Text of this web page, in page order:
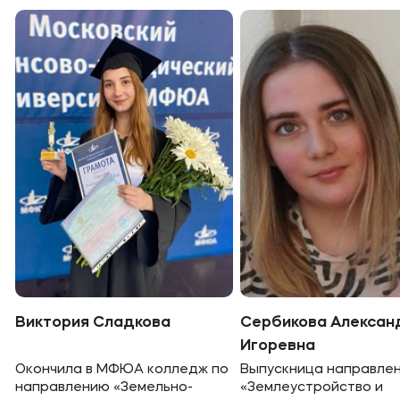
Виктория Сладкова
Окончила в МФЮА колледж по
направлению «Земельно-
Сербикова
Игоревна
Выпускница
«Землеустройство и